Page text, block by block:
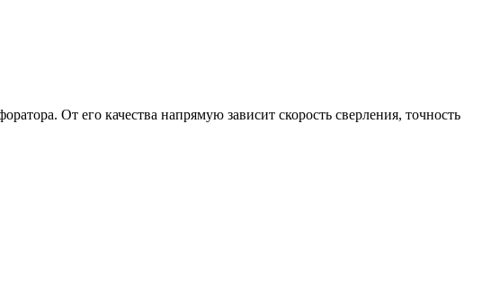
От его качества напрямую зависит скорость сверления, точность